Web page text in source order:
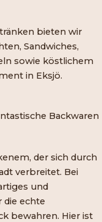
bieten wir
Sandwiches,
sowie köstlichem
in Eksjö.
Backwaren
der sich durch
verbreitet. Bei
und
die echte
bewahren. Hier ist